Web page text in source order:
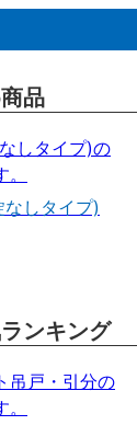
品
しタイプ)
ンキング